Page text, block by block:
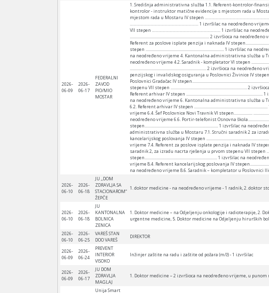
2026-
06-09
2026-
06-17
FEDERALNI
ZAVOD
PIO/MIO
MOSTAR
1. Središnja administrativna služba 1.1. Referent-kontrolor-
kontrolor - instruktor matične evidencije s mjestom rada u
mjestom rada u Mostaru IV stepen ……………………………………………………
…………………………………………………… 1 izvršilac na neodređeno vrijeme
VII stepen …………………………………………………… 1 izvršilac na
................................................................................. 2 izvršioca na
Referent za poslove isplate penzija i naknada IV
stepen ................................................................................ 1 izvršilac na
na neodređeno vrijeme 4. Kantonalna administrativna služba u Tuzli
neodređeno vrijeme 4.2. Saradnik - kompletator VI stepen
.............................................................................. 2 izvršioca na
penzijskog i invalidskog osiguranja u Poslovnici Živinice IV
Poslovnici Gradačac IV
stepenu VII stepen .............................................................................. 2
Referent arhivar IV stepen
na neodređeno vrijeme 6. Kantonalna administrativna služba u
6.2. Referent arhivar IV stepen
vrijeme 6.4. Šef Poslovnice Novi Travnik VI stepen...................
neodređeno vrijeme 6.6. Portir-telefonist Osnovna
stepen........................................................................... 1 izvršilac na
administrativna služba u Mostaru 7.1. Stručni saradnik 2 za izradu
kancelarijskog poslovanja IV stepen
vrijeme 7.4. Referent za poslove isplate penzija i naknada IV
saradnik 2, za izradu nacrta rješenja u prvom stepenu VII stepen
stepen.......................................................................... 1 izvršilac na
vrijeme 8.4. Referent kancelarijskog poslovanja IV
na neodređeno vrijeme 8.6. Saradnik – kompletator u Poslovnici
2026-
06-10
2026-
06-18
JU „DOM
ZDRAVLJA SA
STACIONAROM“
ŽEPČE
1. doktor medicine - na neodređeno vrijeme - 1 radnik, 2. doktor
2026-
06-10
2026-
06-18
JU
KANTONALNA
BOLNICA
ZENICA
1. Doktor medicine – na Odjeljenju onkologije i radioterapije, 2.
urgentne medicine, 5. Doktor medicine na Odjeljenju hirurških
2026-
06-10
2026-
06-25
VAREŠ STAN
DOO VAREŠ
DIREKTOR
2026-
06-09
2026-
06-24
PREVENT
INTERIOR
VISOKO
Inžinjer zaštite na radu i zaštite od požara (m/ž) - 1 izvršilac
2026-
06-09
2026-
06-17
JU DOM
ZDRAVLJA
MAGLAJ
1. Doktor medicine – 2 izvršioca na neodređeno vrijeme, u
Unija Smart